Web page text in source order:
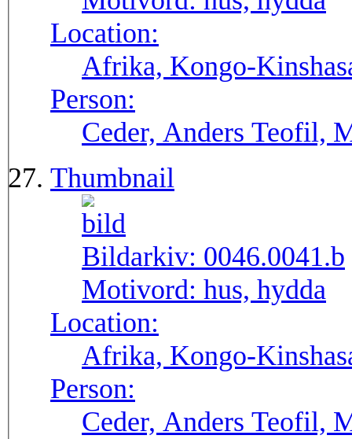
Location:
Afrika, Kongo-
Person:
Ceder, Anders Teofil,
Thumbnail
Bildarkiv: 0046.0041.b
Motivord: hus, hydda
Location:
Afrika, Kongo-
Person:
Ceder, Anders Teofil,